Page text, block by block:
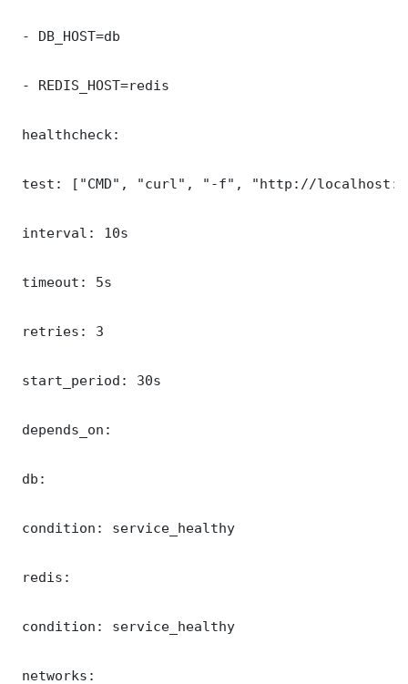
- DB_HOST=db
- REDIS_HOST=redis
healthcheck:
test: ["CMD", "curl", "-f", "http://
interval: 10s
timeout: 5s
retries: 3
start_period: 30s
depends_on:
db:
condition: service_healthy
redis:
condition: service_healthy
networks: